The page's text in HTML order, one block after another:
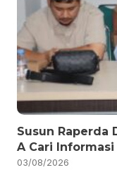
Susun Raperda
A Cari Informasi
03/08/2026